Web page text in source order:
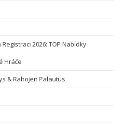
2026: TOP Nabídky
Hráče
& Rahojen Palautus